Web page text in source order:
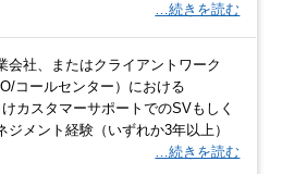
…続きを読む
会社、またはクライアントワーク
コールセンター）における
カスタマーサポートでのSVもしく
ジメント経験（いずれか3年以上）
…続きを読む